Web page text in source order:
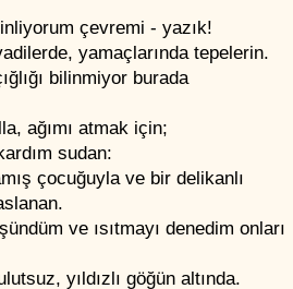
çevremi - yazık!
yamaçlarında tepelerin.
bilinmiyor burada
ağımı atmak için;
sudan:
çocuğuyla ve bir delikanlı
ve ısıtmayı denedim onları
yıldızlı göğün altında.